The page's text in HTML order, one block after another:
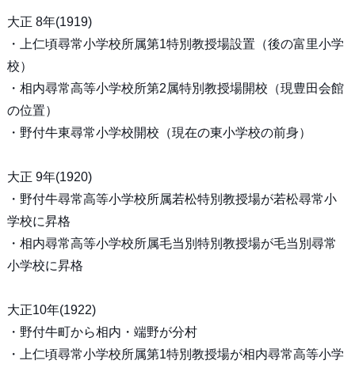
大正 8年(1919)
・上仁頃尋常小学校所属第1特別教授場設置（後の富里小学
校）
・相内尋常高等小学校所第2属特別教授場開校（現豊田会館
の位置）
・野付牛東尋常小学校開校（現在の東小学校の前身）
大正 9年(1920)
・野付牛尋常高等小学校所属若松特別教授場が若松尋常小
学校に昇格
・相内尋常高等小学校所属毛当別特別教授場が毛当別尋常
小学校に昇格
大正10年(1922)
・野付牛町から相内・端野が分村
・上仁頃尋常小学校所属第1特別教授場が相内尋常高等小学